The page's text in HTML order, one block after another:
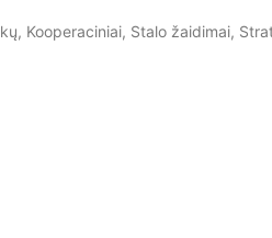
, Kooperaciniai, Stalo žaidimai,